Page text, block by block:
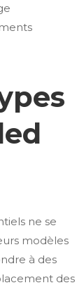
ne se
modèles
à des
des